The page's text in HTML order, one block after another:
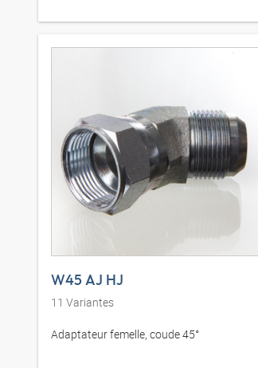
W45 AJ HJ
11 Variantes
Adaptateur femelle, coude 45°